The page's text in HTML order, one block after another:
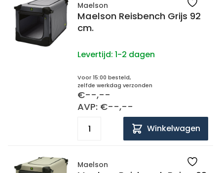
Maelson
Maelson Reisbench Grijs 92
cm.
Levertijd: 1-2 dagen
Voor 15:00 besteld,
zelfde werkdag verzonden
€--,--
AVP: €--,--
Winkelwagen
Maelson